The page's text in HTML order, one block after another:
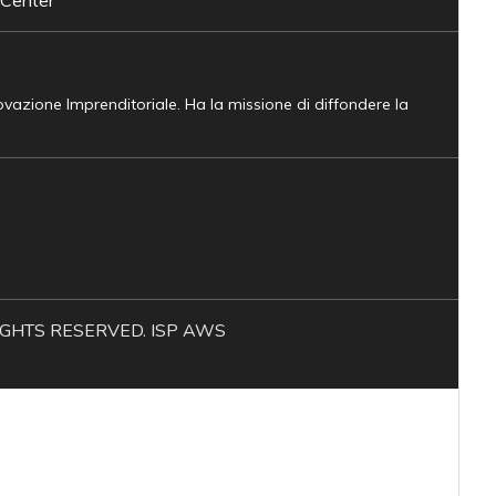
Imprenditoriale. Ha la missione di diffondere la
RESERVED. ISP AWS